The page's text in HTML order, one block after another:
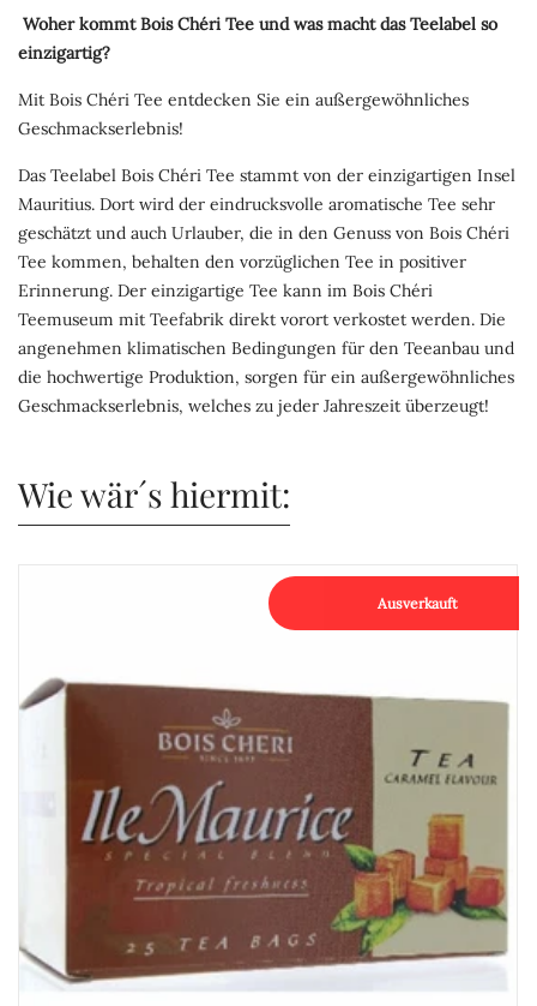
Woher kommt Bois Chéri Tee und was macht das Teelabel so
einzigartig?
Mit Bois Chéri Tee entdecken Sie ein außergewöhnliches
Geschmackserlebnis!
Das Teelabel Bois Chéri Tee stammt von der einzigartigen Insel
Mauritius. Dort wird der eindrucksvolle aromatische Tee sehr
geschätzt und auch Urlauber, die in den Genuss von Bois Chéri
Tee kommen, behalten den vorzüglichen Tee in positiver
Erinnerung. Der einzigartige Tee kann im Bois Chéri
Teemuseum mit Teefabrik direkt vorort verkostet werden. Die
angenehmen klimatischen Bedingungen für den Teeanbau und
die hochwertige Produktion, sorgen für ein außergewöhnliches
Geschmackserlebnis, welches zu jeder Jahreszeit überzeugt!
Wie wär´s hiermit:
Ausverkauft